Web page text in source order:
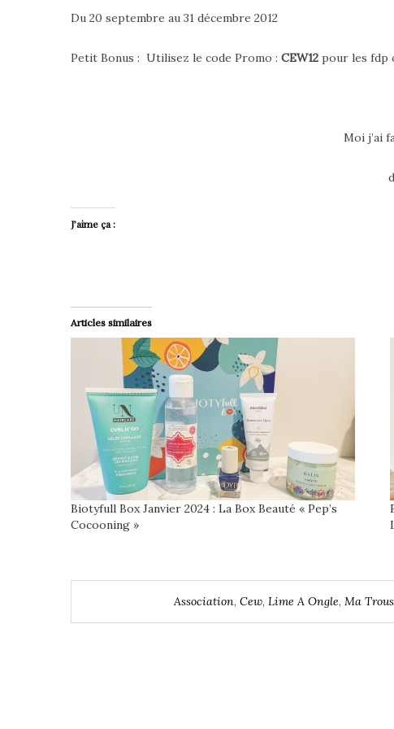
Du 20 septembre au 31 décembre 2012
Petit Bonus : Utilisez le code Promo : CEW12 pour les fdp
Moi j’ai
J’aime ça :
Articles similaires
Biotyfull Box Janvier 2024 : La Box Beauté « Pep’s
Cocooning »
Association, Cew, Lime A Ongle, Ma